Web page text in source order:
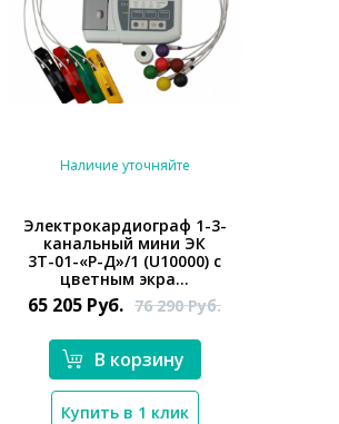
*}
Наличие уточняйте
Электрокардиограф 1-3-
канальный мини ЭК
3Т-01-«Р-Д»/1 (U10000) с
цветным экра...
65 205 Руб. 76 290Руб.
В корзину
Купить в 1 клик